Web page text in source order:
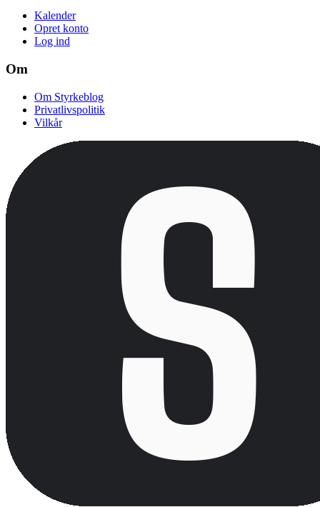
Kalender
Opret konto
Log ind
Om
Om Styrkeblog
Privatlivspolitik
Vilkår